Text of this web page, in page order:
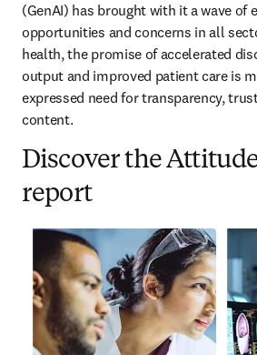
(GenAI) has brought with it a wave of
opportunities and concerns in all
health, the promise of accelerated
output and improved patient care is
expressed need for transparency,
content.
Discover the
report